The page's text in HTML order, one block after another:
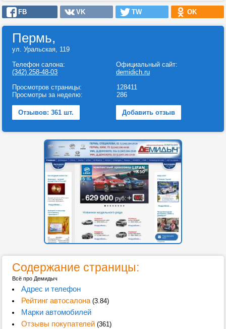
FB VK TW OK
Пермь,
ул. Уральская, 119
Телефон салона:
(342) 258-48-03
Официальный сайт:
demidich.ru
Просмотров страницы:
Просмотры за неделю:
128411
286
Отзывов: 361 шт. Добавить отзыв
Содержание страницы:
Всё про Демидыч
Адрес и телефон
Рейтинг автосалона(3.84)
Марки автомобилей
Отзывы покупателей(361)